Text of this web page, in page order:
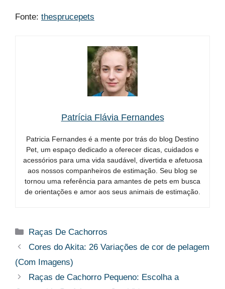
Fonte: thesprucepets
Patrícia Flávia Fernandes
Patricia Fernandes é a mente por trás do blog Destino
Pet, um espaço dedicado a oferecer dicas, cuidados e
acessórios para uma vida saudável, divertida e afetuosa
aos nossos companheiros de estimação. Seu blog se
tornou uma referência para amantes de pets em busca
de orientações e amor aos seus animais de estimação.
Categorias
Raças De Cachorros
Cores do Akita: 26 Variações de cor de pelagem
(Com Imagens)
Raças de Cachorro Pequeno: Escolha a